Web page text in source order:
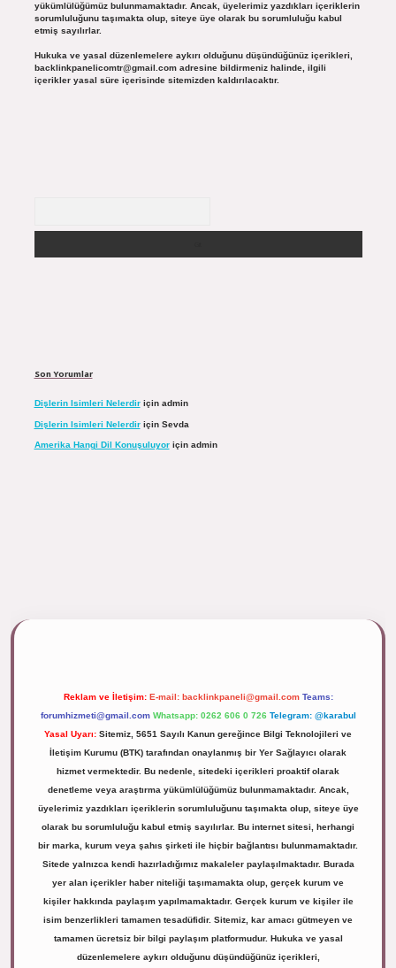
yükümlülüğümüz bulunmamaktadır. Ancak, üyelerimiz yazdıkları içeriklerin
sorumluluğunu taşımakta olup, siteye üye olarak bu sorumluluğu kabul
etmiş sayılırlar.
Hukuka ve yasal düzenlemelere aykırı olduğunu düşündüğünüz içerikleri,
backlinkpanelicomtr@gmail.comadresine bildirmeniz halinde, ilgili
içerikler yasal süre içerisinde sitemizden kaldırılacaktır.
Son Yorumlar
Dişlerin Isimleri Nelerdiriçin admin
Dişlerin Isimleri Nelerdiriçin Sevda
Amerika Hangi Dil Konuşuluyoriçin admin
Reklam ve İletişim: E-mail: backlinkpaneli@gmail.com Teams:
forumhizmeti@gmail.com Whatsapp: 0262 606 0 726 Telegram: @karabul
Yasal Uyarı: Sitemiz, 5651 Sayılı Kanun gereğince Bilgi Teknolojileri ve
İletişim Kurumu (BTK) tarafından onaylanmış bir Yer Sağlayıcı olarak
hizmet vermektedir. Bu nedenle, sitedeki içerikleri proaktif olarak
denetleme veya araştırma yükümlülüğümüz bulunmamaktadır. Ancak,
üyelerimiz yazdıkları içeriklerin sorumluluğunu taşımakta olup, siteye üye
olarak bu sorumluluğu kabul etmiş sayılırlar. Bu internet sitesi, herhangi
bir marka, kurum veya şahıs şirketi ile hiçbir bağlantısı bulunmamaktadır.
Sitede yalnızca kendi hazırladığımız makaleler paylaşılmaktadır. Burada
yer alan içerikler haber niteliği taşımamakta olup, gerçek kurum ve
kişiler hakkında paylaşım yapılmamaktadır. Gerçek kurum ve kişiler ile
isim benzerlikleri tamamen tesadüfidir. Sitemiz, kar amacı gütmeyen ve
tamamen ücretsiz bir bilgi paylaşım platformudur. Hukuka ve yasal
düzenlemelere aykırı olduğunu düşündüğünüz içerikleri,